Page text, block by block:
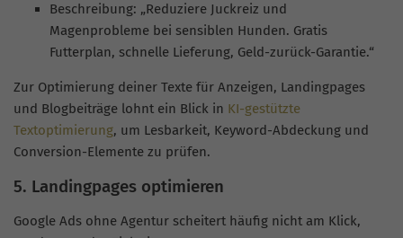
Beschreibung: „Reduziere Juckreiz und
Magenprobleme bei sensiblen Hunden. Gratis
Futterplan, schnelle Lieferung, Geld-zurück-Garantie.“
Zur Optimierung deiner Texte für Anzeigen, Landingpages
und Blogbeiträge lohnt ein Blick in KI-gestützte
Textoptimierung, um Lesbarkeit, Keyword-Abdeckung und
Conversion-Elemente zu prüfen.
5. Landingpages optimieren
Google Ads ohne Agentur scheitert häufig nicht am Klick,